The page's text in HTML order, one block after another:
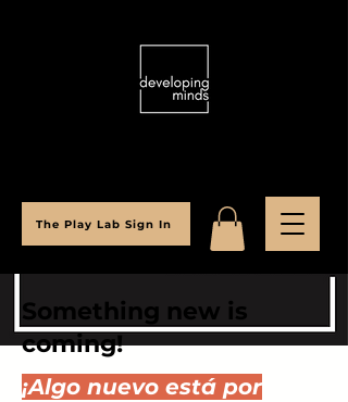
The Play Lab Sign In
Something new is
coming!
¡Algo nuevo está por